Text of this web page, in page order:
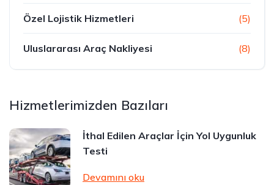
Özel Lojistik Hizmetleri (5)
Uluslararası Araç Nakliyesi (8)
Hizmetlerimizden Bazıları
İthal Edilen Araçlar İçin Yol Uygunluk
Testi
Devamını oku